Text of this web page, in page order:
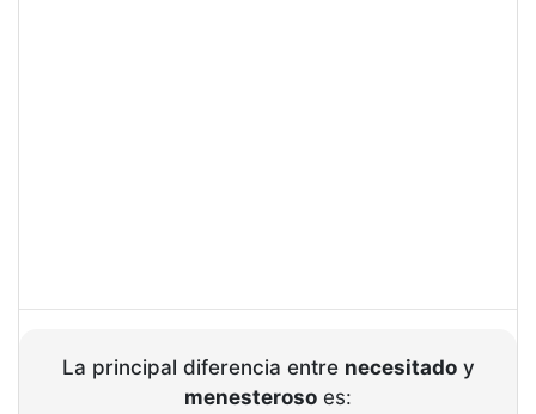
La principal diferencia entre necesitadoy
menesteroso es: